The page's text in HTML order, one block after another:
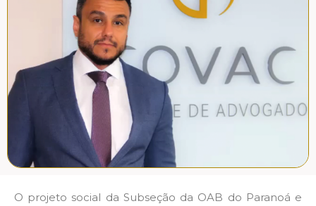
O projeto social da Subseção da OAB do Paranoá e